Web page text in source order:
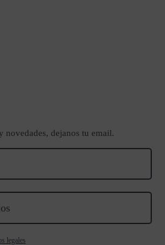
novedades, dejanos tu email.
legales